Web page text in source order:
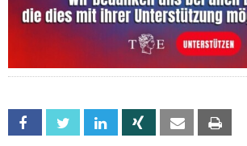
Facebook Twitter Linkedin Xing Email